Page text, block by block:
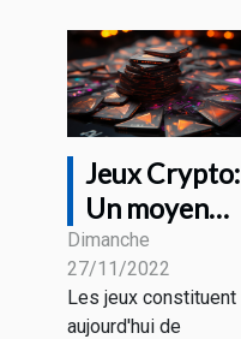
Jeux Crypto:
Un moyen
pour se faire
de l'argent.
Dimanche
27/11/2022
Les jeux constituent
aujourd'hui de